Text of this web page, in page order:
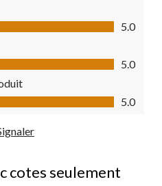
5.0
5.0
5.0 sur 5
5.0
cotes seulement